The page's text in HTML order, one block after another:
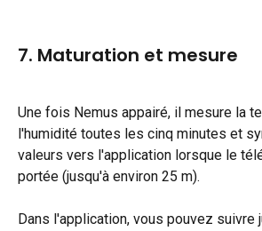
7. Maturation et mesure
Une fois Nemus appairé, il mesure la
l'humidité toutes les cinq minutes et
valeurs vers l'application lorsque le
portée (jusqu'à environ 25 m).
Dans l'application, vous pouvez suivre